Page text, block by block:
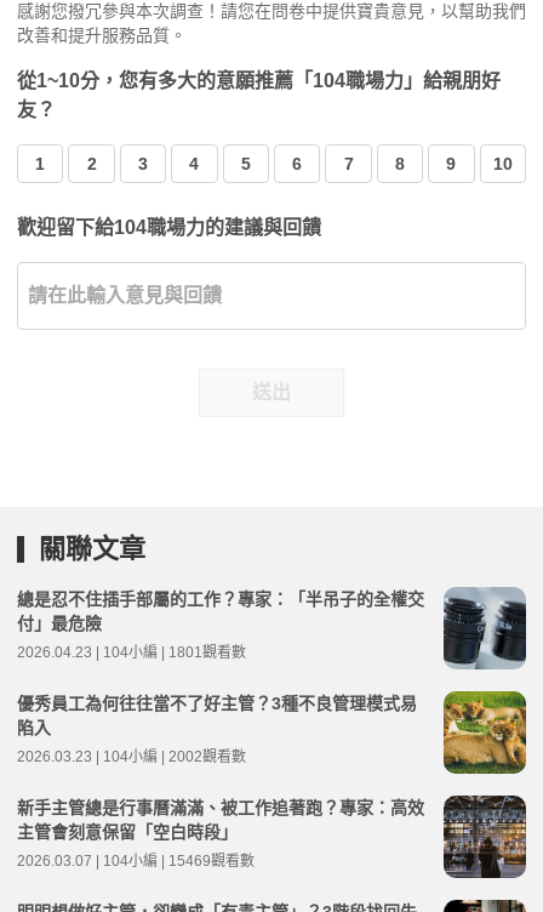
感謝您撥冗參與本次調查！請您在問卷中提供寶貴意見，以幫助我們
改善和提升服務品質。
從1~10分，您有多大的意願推薦「104職場力」給親朋好
友？
1 2 3 4 5 6 7 8 9 10
歡迎留下給104職場力的建議與回饋
送出
關聯文章
總是忍不住插手部屬的工作？專家：「半吊子的全權交
付」最危險
2026.04.23 | 104小編 | 1801觀看數
優秀員工為何往往當不了好主管？3種不良管理模式易
陷入
2026.03.23 | 104小編 | 2002觀看數
新手主管總是行事曆滿滿、被工作追著跑？專家：高效
主管會刻意保留「空白時段」
2026.03.07 | 104小編 | 15469觀看數